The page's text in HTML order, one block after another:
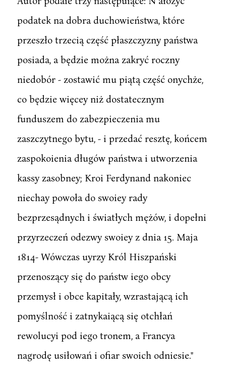
podatek na dobra duchowieństwa, które
przeszło trzecią część płaszczyzny państwa
posiada, a będzie można zakryć roczny
niedobór - zostawić mu piątą część onychże,
co będzie więcey niż dostatecznym
funduszem do zabezpieczenia mu
zaszczytnego bytu, - i przedać resztę, końcem
zaspokoienia długów państwa i utworzenia
kassy zasobney; Kroi Ferdynand nakoniec
niechay powoła do swoiey rady
bezprzesądnych i światłych mężów, i dopełni
przyrzeczeń odezwy swoiey z dnia 15. Maja
1814- Wówczas uyrzy Król Hiszpański
przenoszący się do państw iego obcy
przemysł i obce kapitały, wzrastającą ich
pomyślność i zatnykaiącą się otchłań
rewolucyi pod iego tronem, a Francya
nagrodę usiłowań i ofiar swoich odniesie."